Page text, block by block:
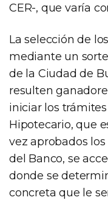
CER-, que varía
La selección de
mediante un
de la Ciudad de
resulten
iniciar los
Hipotecario, que
vez aprobados
del Banco, se
donde se
concreta que le